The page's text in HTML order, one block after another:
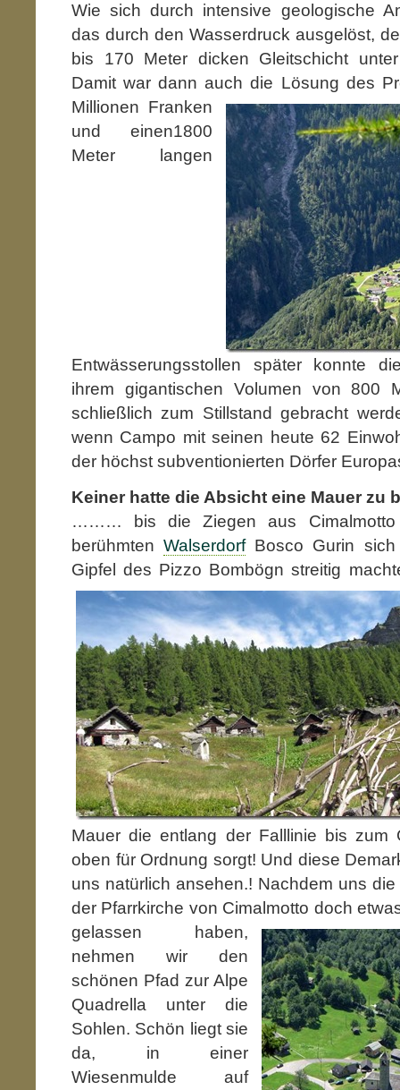
Wie sich durch intensive geologische
das durch den Wasserdruck ausgelöst,
bis 170 Meter dicken Gleitschicht
Damit war dann auch die Lösung des
Millionen Franken
und einen1800
Meter langen
Entwässerungsstollen später konnte
ihrem gigantischen Volumen von 800
schließlich zum Stillstand gebracht
wenn Campo mit seinen heute 62
der höchst subventionierten Dörfer
Keiner hatte die Absicht eine Mauer zu
……… bis die Ziegen aus
berühmtenWalserdorfBosco Gurin sich
Gipfel des Pizzo Bombögn streitig
Mauer die entlang der Falllinie bis zum
oben für Ordnung sorgt! Und diese
uns natürlich ansehen.! Nachdem uns
der Pfarrkirche von Cimalmotto doch
gelassen haben,
nehmen wir den
schönen Pfad zur Alpe
Quadrella unter die
Sohlen. Schön liegt sie
da, in einer
Wiesenmulde auf